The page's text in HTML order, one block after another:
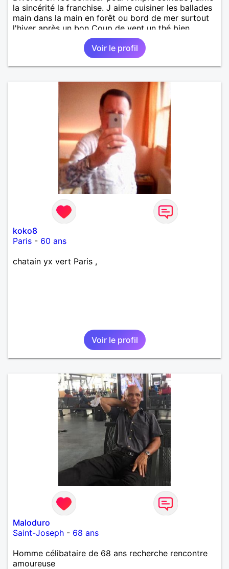
la sincérité la franchise. J aime cuisiner les ballades
main dans la main en forêt ou bord de mer surtout
l'hiver après un bon Coup de vent un thé bien
chaud.pour le reste a découvrir
Voir le profil
koko8
Paris - 60 ans
chatain yx vert Paris ,
Voir le profil
Maloduro
Saint-Joseph - 68 ans
Homme célibataire de 68 ans recherche rencontre
amoureuse